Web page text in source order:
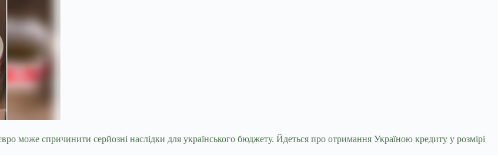
може спричинити серйозні наслідки для українського бюджету. Йдеться про отримання Україною кредиту у розмірі